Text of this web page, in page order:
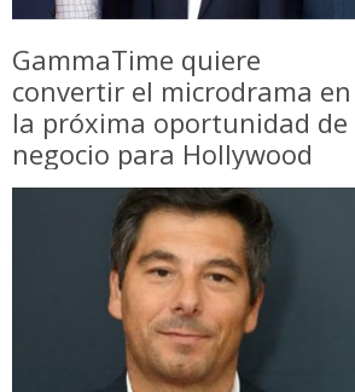
GammaTime quiere
convertir el microdrama en
la próxima oportunidad de
negocio para Hollywood